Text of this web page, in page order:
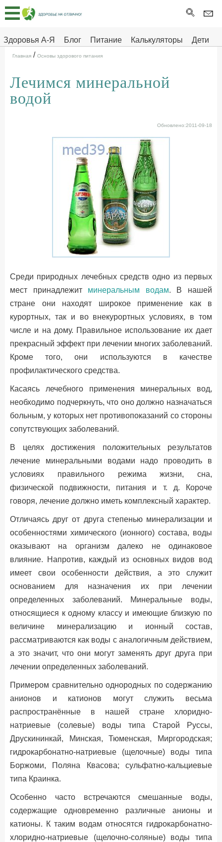
Здоровья А-Я Блог Питание Калькуляторы
Дети
Здоровье на отлично
Главная
Тесты
Про
ДЕТЯМ
Главная / Основы здорового питания
Лечимся минеральной
водой
Обновлено:2011-09-18
Среди природных лечебных средств одно из первых
мест принадлежит минеральным водам. В нашей
стране они находят широкое применение как в
курортных, так и во внекурортных условиях, в том
числе и на дому. Правильное использование их дает
прекрасный эффект при лечении многих заболеваний.
Кроме того, они используются в качестве
профилактического средства.
Касаясь лечебного применения минеральных вод,
необходимо подчеркнуть, что оно должно назначаться
больным, у которых нет противопоказаний со стороны
сопутствующих заболеваний.
В целях достижения положительных результатов
лечение минеральными водами надо проводить в
условиях правильного режима жизни, сна,
физической подвижности, питания и т. д. Короче
говоря, лечение должно иметь комплексный характер.
Отличаясь друг от друга степенью минерализации и
особенностями химического (ионного) состава, воды
оказывают на организм далеко не одинаковое
влияние. Напротив, каждый из основных видов вод
имеет свои особенности действия, а это служит
основанием для назначения их при лечении
определенных заболеваний. Минеральные воды,
относящиеся к одному классу и имеющие близкую по
величине минерализацию и ионный состав,
рассматриваются как воды с аналогичным действием,
а это значит, что они могут заменять друг друга при
лечении определенных заболеваний.
Примером сравнительно однородных по содержанию
анионов и катионов могут служить весьма
распространённые в нашей стране хлоридно-
натриевые (солевые) воды типа Старой Руссы,
Друскининкай, Минская, Тюменская, Миргородская;
гидрокарбонатно-натриевые (щелочные) воды типа
Боржоми, Поляна Квасова; сульфатно-кальциевые
типа Краинка.
Особенно часто встречаются смешанные воды,
содержащие одновременно различные анионы и
катионы. К таким водам относятся гидрокарбонатно-
хлоридно-натриевые (щелочно-соляные) воды типа